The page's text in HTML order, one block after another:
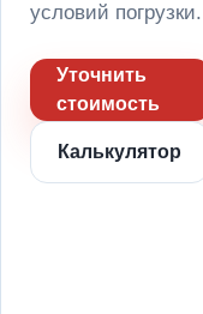
условий погрузки.
Уточнить
стоимость
Калькулятор